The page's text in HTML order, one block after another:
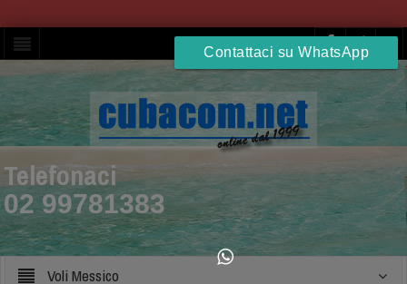
Telefonaci
02 99781383
Voli Messico
Contattaci su WhatsApp